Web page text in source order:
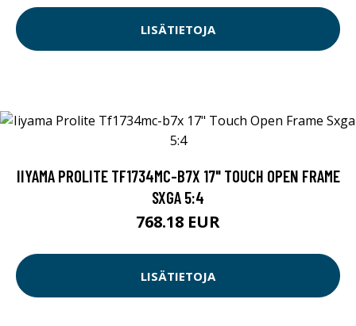
LISÄTIETOJA
IIYAMA PROLITE TF1734MC-B7X 17" TOUCH OPEN FRAME
SXGA 5:4
768.18 EUR
LISÄTIETOJA